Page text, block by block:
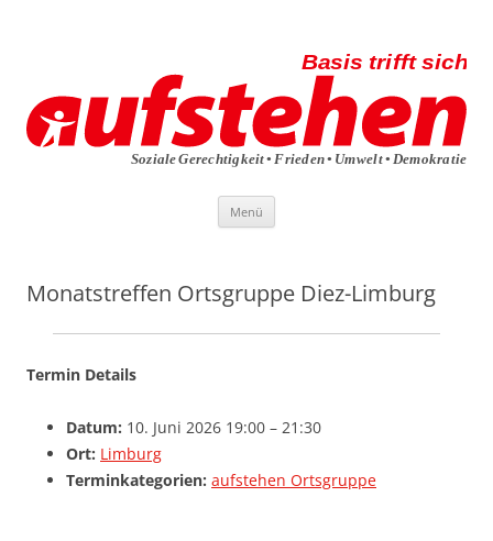
Menü
Monatstreffen Ortsgruppe Diez-Limburg
Termin Details
Datum: 10. Juni 2026 19:00 – 21:30
Ort: Limburg
Terminkategorien: aufstehen Ortsgruppe